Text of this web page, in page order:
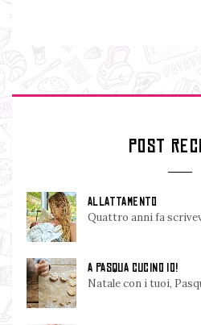
POST
ALLATTAMENTO
Quattro anni fa
A PASQUA CUCINO IO!
Natale con i tuoi,